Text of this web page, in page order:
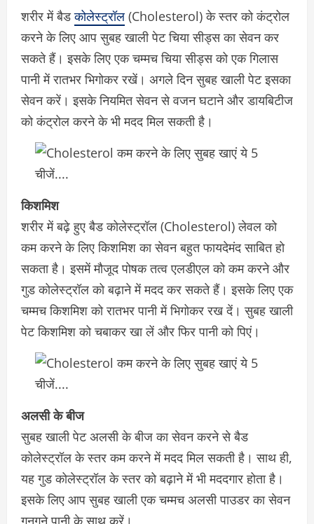
शरीर में बैडकोलेस्ट्रॉल (Cholesterol) के स्तर को कंट्रोल
करने के लिए आप सुबह खाली पेट चिया सीड्स का सेवन कर
सकते हैं। इसके लिए एक चम्मच चिया सीड्स को एक गिलास
पानी में रातभर भिगोकर रखें। अगले दिन सुबह खाली पेट इसका
सेवन करें। इसके नियमित सेवन से वजन घटाने और डायबिटीज
को कंट्रोल करने के भी मदद मिल सकती है।
किशमिश
शरीर में बढ़े हुए बैड कोलेस्ट्रॉल (Cholesterol) लेवल को
कम करने के लिए किशमिश का सेवन बहुत फायदेमंद साबित हो
सकता है। इसमें मौजूद पोषक तत्व एलडीएल को कम करने और
गुड कोलेस्ट्रॉल को बढ़ाने में मदद कर सकते हैं। इसके लिए एक
चम्मच किशमिश को रातभर पानी में भिगोकर रख दें। सुबह खाली
पेट किशमिश को चबाकर खा लें और फिर पानी को पिएं।
अलसी के बीज
सुबह खाली पेट अलसी के बीज का सेवन करने से बैड
कोलेस्ट्रॉल के स्तर कम करने में मदद मिल सकती है। साथ ही,
यह गुड कोलेस्ट्रॉल के स्तर को बढ़ाने में भी मददगार होता है।
इसके लिए आप सुबह खाली एक चम्मच अलसी पाउडर का सेवन
गुनगुने पानी के साथ करें।